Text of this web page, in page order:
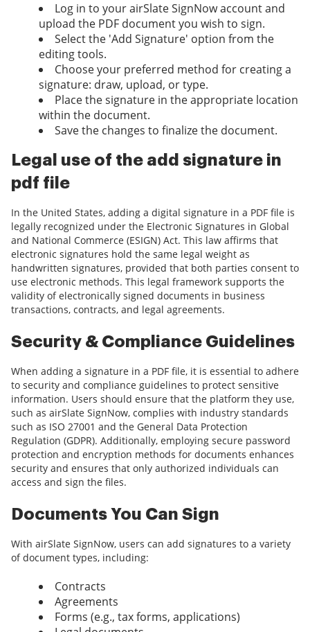
Log in to your airSlate SignNow account and
upload the PDF document you wish to sign.
Select the 'Add Signature' option from the
editing tools.
Choose your preferred method for creating a
signature: draw, upload, or type.
Place the signature in the appropriate location
within the document.
Save the changes to finalize the document.
Legal use of the add signature in
pdf file
In the United States, adding a digital signature in a PDF file is
legally recognized under the Electronic Signatures in Global
and National Commerce (ESIGN) Act. This law affirms that
electronic signatures hold the same legal weight as
handwritten signatures, provided that both parties consent to
use electronic methods. This legal framework supports the
validity of electronically signed documents in business
transactions, contracts, and legal agreements.
Security & Compliance Guidelines
When adding a signature in a PDF file, it is essential to adhere
to security and compliance guidelines to protect sensitive
information. Users should ensure that the platform they use,
such as airSlate SignNow, complies with industry standards
such as ISO 27001 and the General Data Protection
Regulation (GDPR). Additionally, employing secure password
protection and encryption methods for documents enhances
security and ensures that only authorized individuals can
access and sign the files.
Documents You Can Sign
With airSlate SignNow, users can add signatures to a variety
of document types, including:
Contracts
Agreements
Forms (e.g., tax forms, applications)